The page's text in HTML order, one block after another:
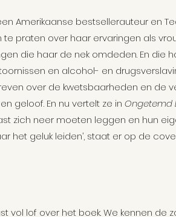
Geschiedenis De vlucht uit de
Samenleving
Amerikaanse bestsellerauteur en
praten over haar ervaringen als
die haar de nek omdeden. En die
en alcohol- en
over de kwetsbaarheden en de
geloof. En nu vertelt ze in Ongetemd
zich neer moeten leggen en hun
het geluk leiden’, staat er op de
vol lof over het boek. We kennen de